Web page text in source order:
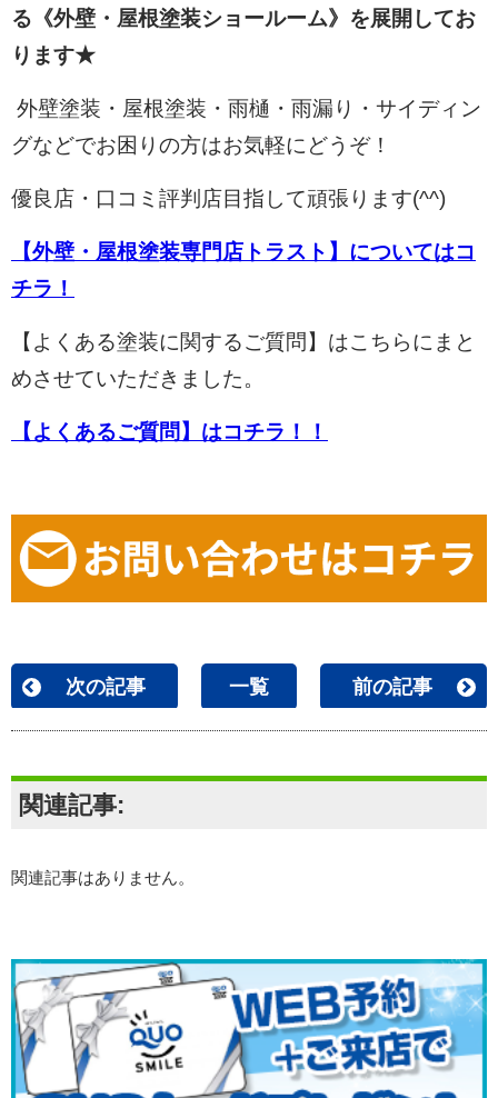
る《外壁・屋根塗装ショールーム》を展開してお
ります★
外壁塗装・屋根塗装・雨樋・雨漏り・サイディン
グなどでお困りの方はお気軽にどうぞ！
優良店・口コミ評判店目指して頑張ります(^^)
【外壁・屋根塗装専門店トラスト】についてはコ
チラ！
【よくある塗装に関するご質問】はこちらにまと
めさせていただきました。
【よくあるご質問】はコチラ！！
次の記事 一覧 前の記事
関連記事:
関連記事はありません。